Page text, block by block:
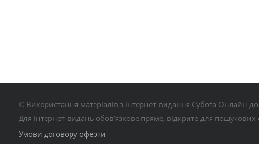
© Використання матеріалів з інтернет-видання Субота Онлайн
Для інтернет-видань обов’язкове пряме, відкрите для
Умови договору оферти